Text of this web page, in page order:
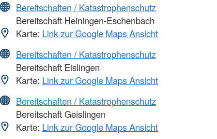
Bereitschaften / Katastrophenschutz
Bereitschaft Heiningen-Eschenbach
Karte: Link zur Google Maps Ansicht
Bereitschaften / Katastrophenschutz
Bereitschaft Eislingen
Karte: Link zur Google Maps Ansicht
Bereitschaften / Katastrophenschutz
Bereitschaft Geislingen
Karte: Link zur Google Maps Ansicht